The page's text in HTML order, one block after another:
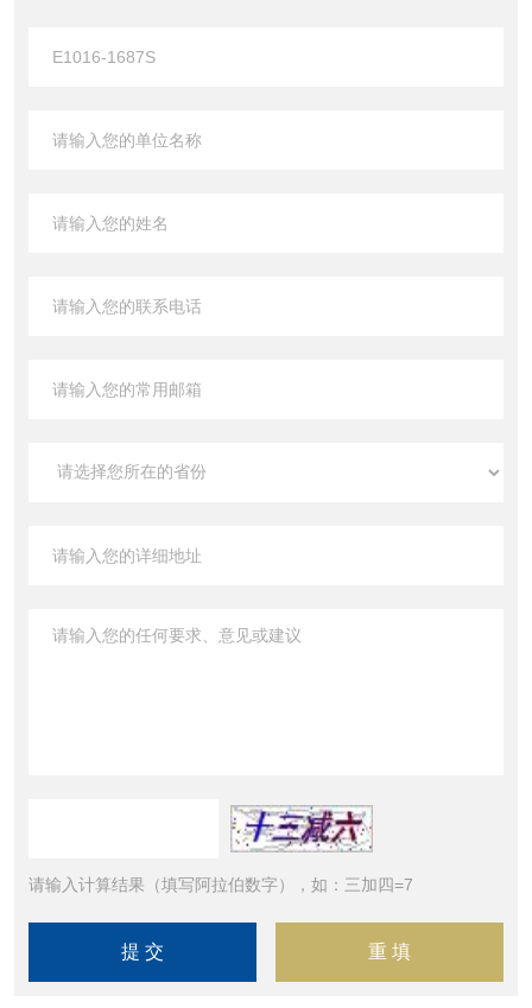
请输入计算结果（填写阿拉伯数字），如：三加四=7